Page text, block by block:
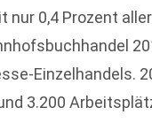
0,4 Prozent
Einzelhandels.
3.200